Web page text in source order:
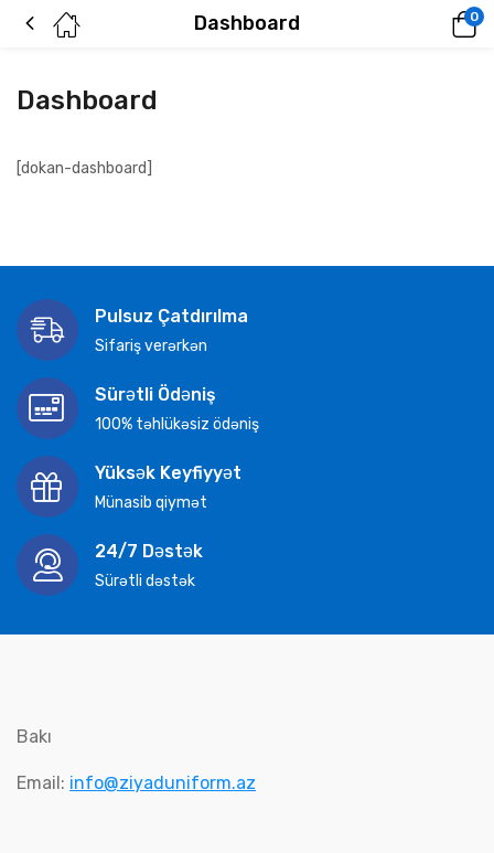
Dashboard 0
Dashboard
[dokan-dashboard]
Pulsuz Çatdırılma
Sifariş verərkən
Sürətli Ödəniş
100% təhlükəsiz ödəniş
Yüksək Keyfiyyət
Münasib qiymət
24/7 Dəstək
Sürətli dəstək
Bakı
Email: info@ziyaduniform.az